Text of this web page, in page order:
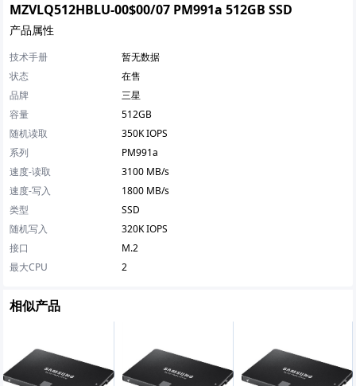
MZVLQ512HBLU-00$00/07 PM991a 512GB SSD
产品属性
技术手册
暂无数据
状态
在售
品牌
三星
容量
512GB
随机读取
350K IOPS
系列
PM991a
速度-读取
3100 MB/s
速度-写入
1800 MB/s
类型
SSD
随机写入
320K IOPS
接口
M.2
最大CPU
2
相似产品